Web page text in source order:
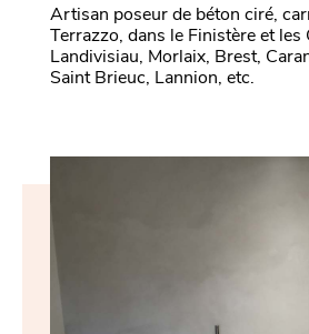
Artisan poseur de béton ciré,
Terrazzo, dans le Finistère et
Landivisiau, Morlaix, Brest,
Saint Brieuc, Lannion, etc.